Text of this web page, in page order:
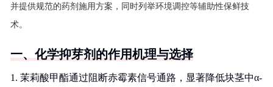
并提供规范的药剂施用方案，同时列举环境调控等辅助性保鲜技
术。
一、化学抑芽剂的作用机理与选择
1. 茉莉酸甲酯通过阻断赤霉素信号通路，显著降低块茎中α-